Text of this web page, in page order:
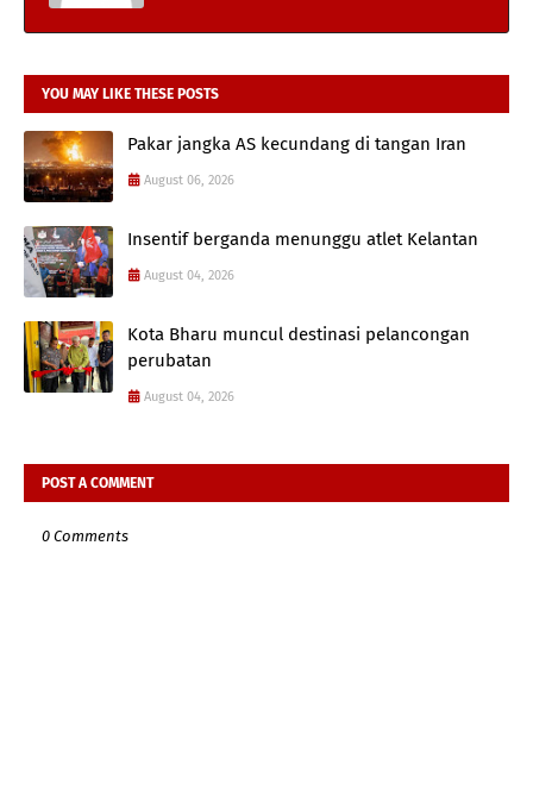
YOU MAY LIKE THESE POSTS
Pakar jangka AS kecundang di tangan Iran
August 06, 2026
Insentif berganda menunggu atlet Kelantan
August 04, 2026
Kota Bharu muncul destinasi pelancongan
perubatan
August 04, 2026
POST A COMMENT
0 Comments